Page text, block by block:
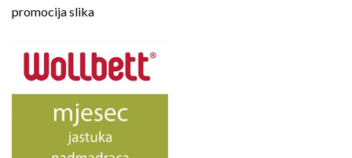
promocija slika